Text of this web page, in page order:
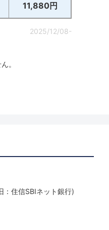
11,880円
2025/12/08-
。
：住信SBIネット銀行)